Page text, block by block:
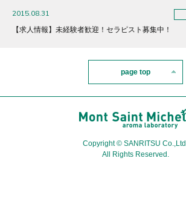
2015.08.31
【求人情報】未経験者歓迎！セラピスト募集中！
page top
Copyright © SANRITSU Co.,Ltd.
All Rights Reserved.